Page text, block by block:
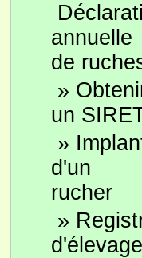
annuelle
de
»
un
»
d'un
rucher
»
d'élevage